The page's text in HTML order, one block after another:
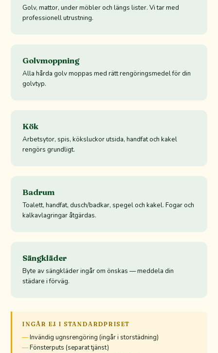
Golv, mattor, under möbler och längs lister. Vi tar med
professionell utrustning.
Golvmoppning
Alla hårda golv moppas med rätt rengöringsmedel för din
golvtyp.
Kök
Arbetsytor, spis, köksluckor utsida, handfat och kakel
rengörs grundligt.
Badrum
Toalett, handfat, dusch/badkar, spegel och kakel. Fogar och
kalkavlagringar åtgärdas.
Sängkläder
Byte av sängkläder ingår om önskas — meddela din
städare i förväg.
INGÅR EJ I STANDARDPRISET
Invändig ugnsrengöring (ingår i storstädning)
Fönsterputs (separat tjänst)